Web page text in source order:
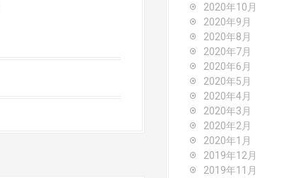
2020年10月
2020年9月
2020年8月
2020年7月
2020年6月
2020年5月
2020年4月
2020年3月
2020年2月
2020年1月
2019年12月
2019年11月